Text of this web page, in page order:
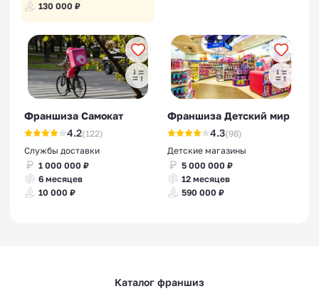
130 000 ₽
Франшиза Самокат
4.2(122)
Службы доставки
1 000 000 ₽
6 месяцев
10 000 ₽
Франшиза Детский мир
4.3(98)
Детские магазины
5 000 000 ₽
12 месяцев
590 000 ₽
Каталог франшиз